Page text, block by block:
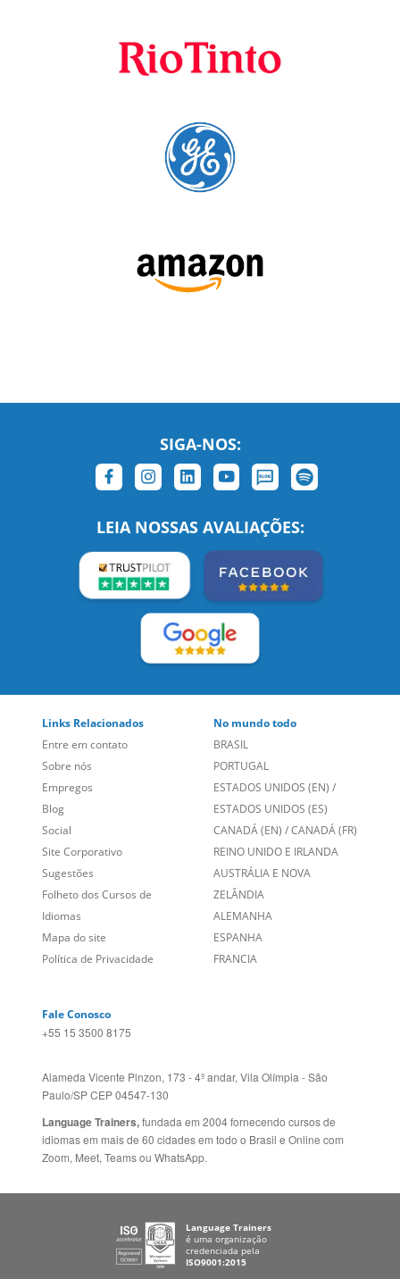
SIGA-NOS:
LEIA NOSSAS AVALIAÇÕES:
Links Relacionados
Entre em contato
Sobre nós
Empregos
Blog
Social
Site Corporativo
Sugestões
Folheto dos Cursos de
Idiomas
No mundo todo
BRASIL
PORTUGAL
ESTADOS UNIDOS (EN)/
ESTADOS UNIDOS (ES)
CANADÁ (EN) /CANADÁ (FR)
REINO UNIDO E IRLANDA
AUSTRÁLIA E NOVA
ZELÂNDIA
ALEMANHA
+55 15 3500 8175
Alameda Vicente Pinzon, 173 - 4º andar, Vila Olímpia - São
Paulo/SP CEP 04547-130
Language Trainers,fundada em 2004 fornecendo cursos de